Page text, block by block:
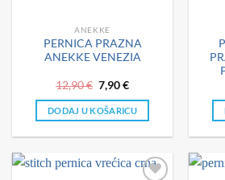
ANEKKE
PERNICA PRAZNA
ANEKKE VENEZIA
12,90€ Izvorna
cijena
bila
je:
7,90€Trenutna
je:
7,90 €.
DODAJ U KOŠARICU